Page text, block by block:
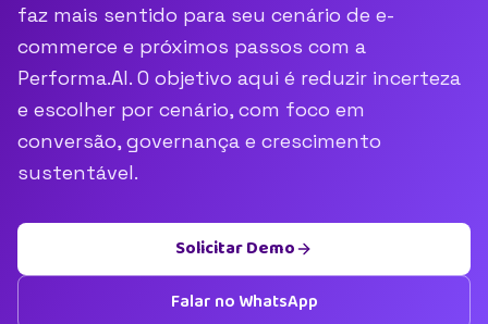
faz mais sentido para seu cenário de e-
commerce e próximos passos com a
Performa.AI. O objetivo aqui é reduzir incerteza
e escolher por cenário, com foco em
conversão, governança e crescimento
sustentável.
Solicitar Demo
Falar no WhatsApp